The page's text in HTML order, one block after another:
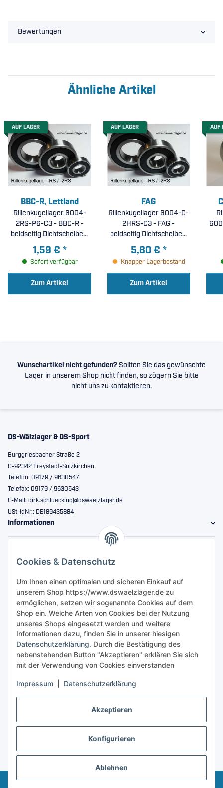
Akzeptieren
Konfigurieren
Ablehnen
Cookies & Datenschutz
Um Ihnen einen optimalen und sicheren Einkauf auf
unserem Shop https://www.dswaelzlager.de zu
ermöglichen, setzen wir sogenannte Cookies auf dem
Shop ein. Welche Arten von Cookies bei der Nutzung
unseres Shops eingesetzt werden und weitere
Informationen dazu, finden Sie in unserer hiesigen
Datenschutzerklärung. Durch die Bestätigung des
nebenstehenden Button "Akzeptieren" erklären Sie sich
mit der Verwendung von Cookies einverstanden
Impressum Datenschutzerklärung
Bewertungen
Ähnliche Artikel
AUF LAGER
BBC-R, Lettland
Rillenkugellager 6004-
2RS-P6-C3 - BBC-R -
beidseitig Dichtscheiben,
erhöhte Laufgenauigkeit
P6, erhöhte radiale
Lagerluft C3 (
20x42x12mm )
1,59 € *
Sofort verfügbar
Zum Artikel
AUF LAGER
FAG
Rillenkugellager 6004-C-
2HRS-C3 - FAG -
beidseitig Dichtscheiben,
Lagerluft C3 (
20x42x12mm )
5,80 € *
Knapper Lagerbestand
Zum Artikel
AUF
Wunschartikel nicht gefunden? Sollten Sie das gewünschte
Lager in unserem Shop nicht finden, so zögern Sie bitte
nicht uns zu kontaktieren.
DS-Wälzlager & DS-Sport
Burggriesbacher Straße 2
D-92342 Freystadt-Sulzkirchen
Telefon: 09179 / 9630547
Telefax: 09179 / 9630543
E-Mail: dirk.schluecking@dswaelzlager.de
USt-IdNr.: DE189435884
Informationen
Vertrag widerrufen
* Alle Preise inkl. gesetzlicher USt., zzgl.Versand